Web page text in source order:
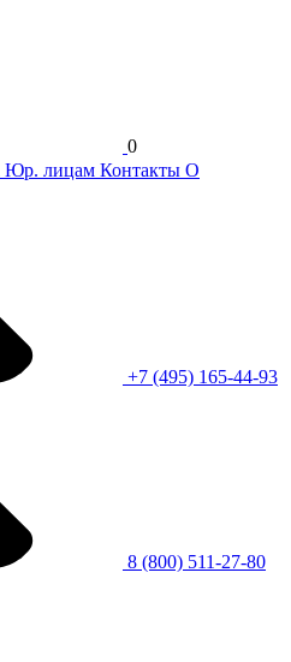
0
Юр. лицам Контакты О
+7 (495) 165-44-93
8 (800) 511-27-80